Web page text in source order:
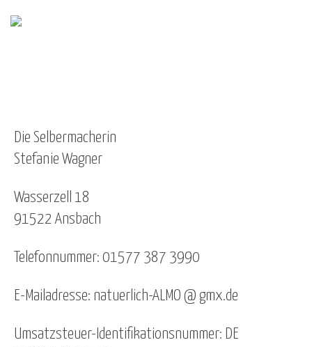
Die Selbermacherin
Stefanie Wagner
Wasserzell 18
91522 Ansbach
Telefonnummer: 01577 387 3990
E-Mailadresse: natuerlich-ALMO @ gmx.de
Umsatzsteuer-Identifikationsnummer: DE